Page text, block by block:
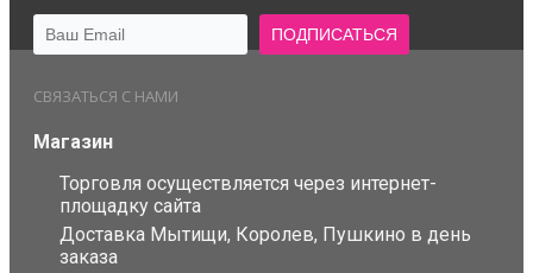
СВЯЗАТЬСЯ С НАМИ
Магазин
Торговля осуществляется через интернет-
площадку сайта
Доставка Мытищи, Королев, Пушкино в день
заказа